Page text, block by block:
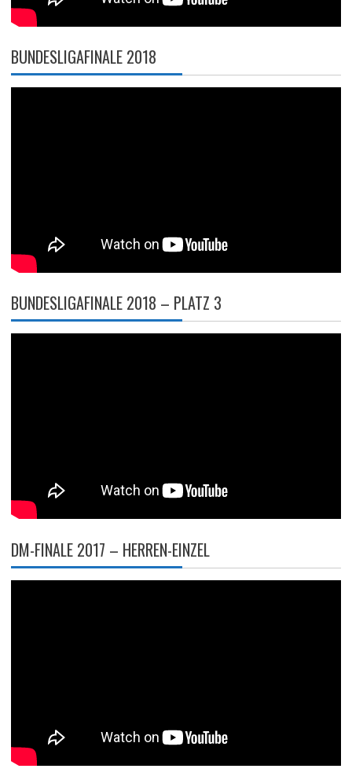
BUNDESLIGAFINALE 2018
BUNDESLIGAFINALE 2018 – PLATZ 3
DM-FINALE 2017 – HERREN-EINZEL